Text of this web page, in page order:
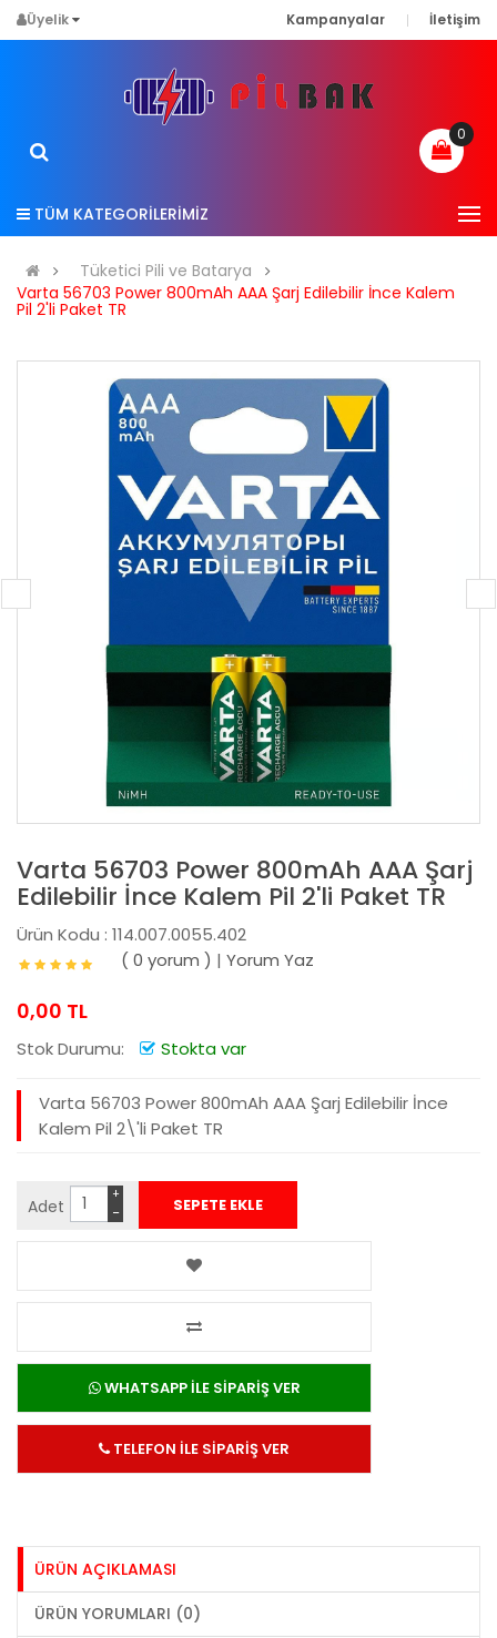
Üyelik Kampanyalar İletişim
0
TÜM KATEGORİLERİMİZ
Tüketici Pili ve Batarya
Varta 56703 Power 800mAh AAA Şarj Edilebilir İnce Kalem
Pil 2'li Paket TR
Varta 56703 Power 800mAh AAA Şarj
Edilebilir İnce Kalem Pil 2'li Paket TR
Ürün Kodu : 114.007.0055.402
( 0 yorum ) | Yorum Yaz
0,00 TL
Stok Durumu: Stokta var
Varta 56703 Power 800mAh AAA Şarj Edilebilir İnce
Kalem Pil 2\'li Paket TR
Adet −
+
WHATSAPP İLE SİPARİŞ VER
TELEFON İLE SİPARİŞ VER
ÜRÜN AÇIKLAMASI
ÜRÜN YORUMLARI (0)